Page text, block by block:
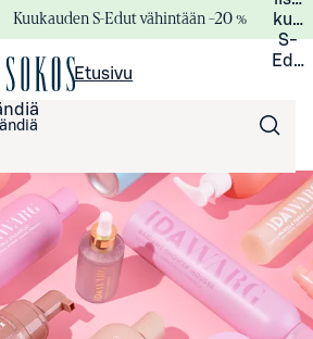
Kuukauden S-Edut vähintään –20 %
S-
Etusivu